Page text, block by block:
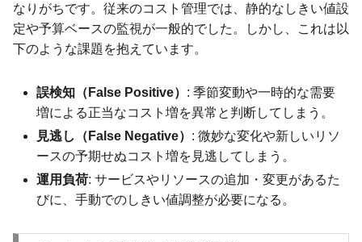
なりがちです。従来のコスト管理では、静的なしきい値設
定や予算ベースの監視が一般的でした。しかし、これは以
下のような課題を抱えています。
誤検知（False Positive） : 季節変動や一時的な需要
増による正当なコスト増を異常と判断してしまう。
見逃し（False Negative） : 微妙な変化や新しいリソ
ースの予期せぬコスト増を見逃してしまう。
運用負荷: サービスやリソースの追加・変更があるた
びに、手動でのしきい値調整が必要になる。